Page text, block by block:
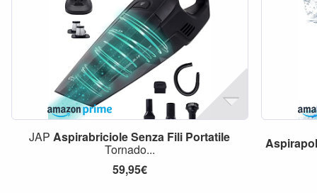
JAPAspirabricioleSenza Fili Portatile
Tornado...
59,95€